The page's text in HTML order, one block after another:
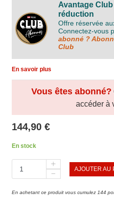
Avantage
réduction
Offre réservée
Connectez-vous
abonné ?
Club
En savoir plus
144,90 €
En stock
Vous êtes abonné?
accéder à
AJOUTER AU
En achetant ce produit vous cumulez 144